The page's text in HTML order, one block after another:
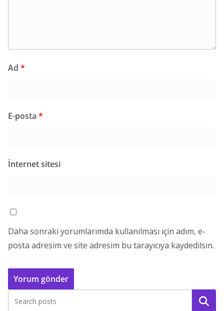
Ad *
E-posta *
İnternet sitesi
Daha sonraki yorumlarımda kullanılması için adım, e-
posta adresim ve site adresim bu tarayıcıya kaydedilsin.
Ara